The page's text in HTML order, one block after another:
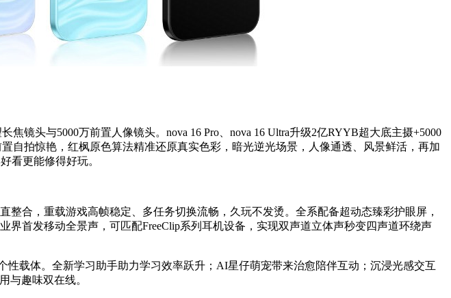
镜头与5000万前置人像镜头。nova 16 Pro、nova 16 Ultra升级2亿RYYB超大底主摄+5000
自拍惊艳，红枫原色算法精准还原真实色彩，暗光逆光场景，人像通透、风景鲜活，再加
看更能修得好玩。
整合，重载游戏高帧稳定、多任务切换流畅，久玩不发烫。全系配备超动态臻彩护眼屏，
界首发移动全景声，可匹配FreeClip系列耳机设备，实现双声道立体声秒变四声道环绕声
载体。全新学习助手助力学习效率跃升；AI星仔萌宠带来治愈陪伴互动；沉浸光感交互
与趣味双在线。